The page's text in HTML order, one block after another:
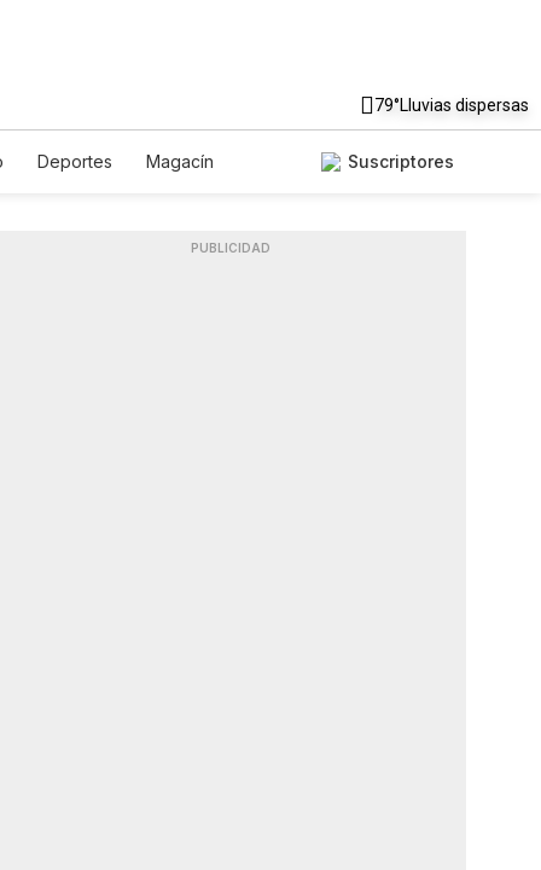
79°Lluvias dispersas
Deportes
Magacín
Suscriptores
PUBLICIDAD